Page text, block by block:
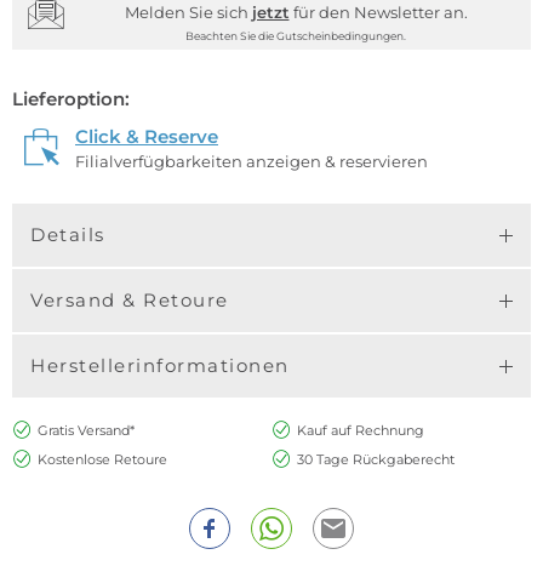
Melden Sie sich jetzt für den Newsletter an.
Beachten Sie die Gutscheinbedingungen.
Lieferoption:
Click & Reserve
Filialverfügbarkeiten anzeigen & reservieren
Details
Versand & Retoure
Herstellerinformationen
Gratis Versand*
Kauf auf Rechnung
Kostenlose Retoure
30 Tage Rückgaberecht